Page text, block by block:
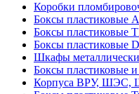
Коробки
Боксы пластиковые
Боксы пластиковые
Боксы пластиковые
Шкафы
Боксы пластиковые
Корпуса ВРУ,